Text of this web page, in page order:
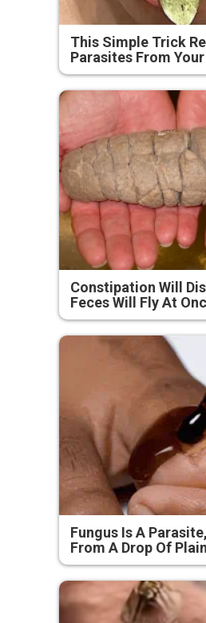
This Simple Trick
Parasites From
Constipation Will
Feces Will Fly At
Fungus Is A
From A Drop Of